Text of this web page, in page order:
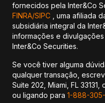
fornecidos pela Inter&Co
FINRA/SIPC , uma afiliada
subsidiária integral da
informações e
Inter&Co Securities.
Se você tiver alguma
qualquer transação,
Suite 202, Miami, FL
ou ligando para 1-888-